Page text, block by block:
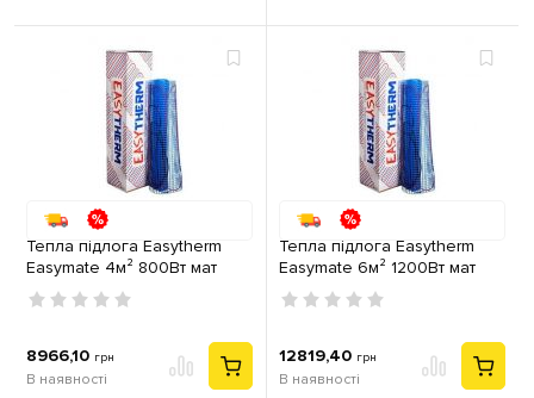
Тепла підлога Easytherm
Easymate 4м² 800Вт мат
двожильний
8966,10 грн
В наявності
Тепла підлога Easytherm
Easymate 6м² 1200Вт мат
двожильний
12819,40 грн
В наявності